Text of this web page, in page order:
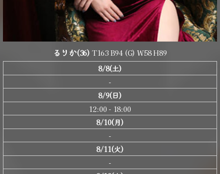
るりか(36) T163 B94 (G) W58 H89
8/8(土)
-
8/9(日)
12:00 - 18:00
8/10(月)
-
8/11(火)
-